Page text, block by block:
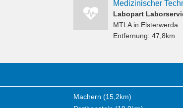
Labopart
MTLAin Elsterwerda
Entfernung: 47,8km
Machern (15,2km)